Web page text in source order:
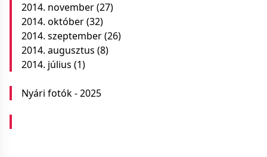
2014. november(27)
2014. október(32)
2014. szeptember(26)
2014. augusztus (8)
2014. július (1)
Nyári fotók - 2025